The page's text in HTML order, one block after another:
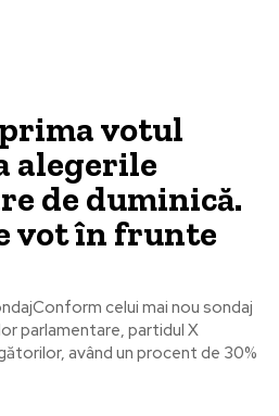
votul
alegerile
de duminică.
vot în frunte
celui mai nou sondaj
parlamentare, partidul X
având un procent de 30%